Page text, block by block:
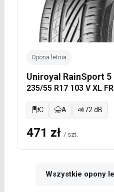
Opona letnia
Uniroyal RainSport 5
235/55 R17 103 V XL FR
C A 72 dB
471 zł / szt.
Wszystkie opony